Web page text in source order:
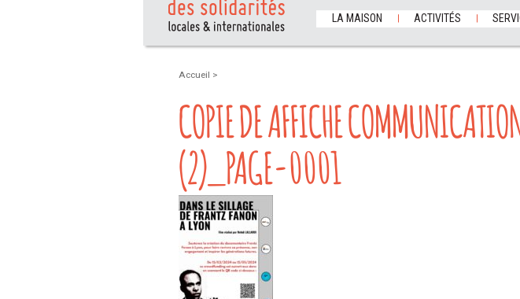
LA MAISON ACTIVITÉS
Accueil >
COPIE DE AFFICHE
(2)_PAGE-0001